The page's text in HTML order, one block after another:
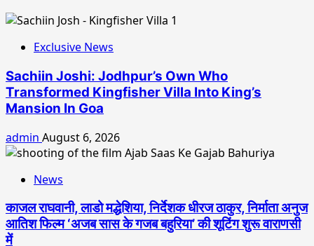
Exclusive News
Sachiin Joshi: Jodhpur’s Own Who
Transformed Kingfisher Villa Into King’s
Mansion In Goa
admin August 6, 2026
News
काजल राघवानी, लाडो मद्धेशिया, निर्देशक धीरज ठाकुर, निर्माता अनुज
आतिश फिल्म ‘अजब सास के गजब बहुरिया’ की शूटिंग शुरू वाराणसी
में